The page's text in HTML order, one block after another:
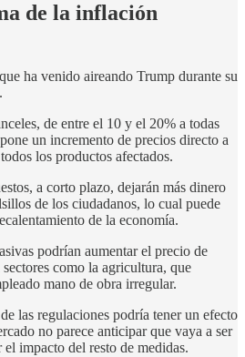
de la inflación
ha venido aireando Trump durante su
de entre el 10 y el 20% a todas
un incremento de precios directo a
los productos afectados.
a corto plazo, dejarán más dinero
de los ciudadanos, lo cual puede
de la economía.
podrían aumentar el precio de
como la agricultura, que
mano de obra irregular.
las regulaciones podría tener un efecto
no parece anticipar que vaya a ser
impacto del resto de medidas.